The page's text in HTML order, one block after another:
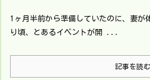
1ヶ月半前から準備していたのに、妻が
り頃、とあるイベントが開 ...
記事を読む